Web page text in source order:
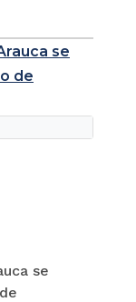
se
de
se